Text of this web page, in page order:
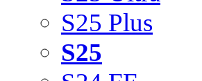
S25 Plus
S25